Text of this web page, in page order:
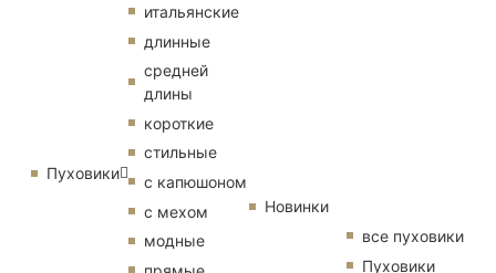
Пуховики
итальянские
длинные
средней
длины
короткие
стильные
с капюшоном
с мехом
модные
Новинки
все пуховики
Пуховики